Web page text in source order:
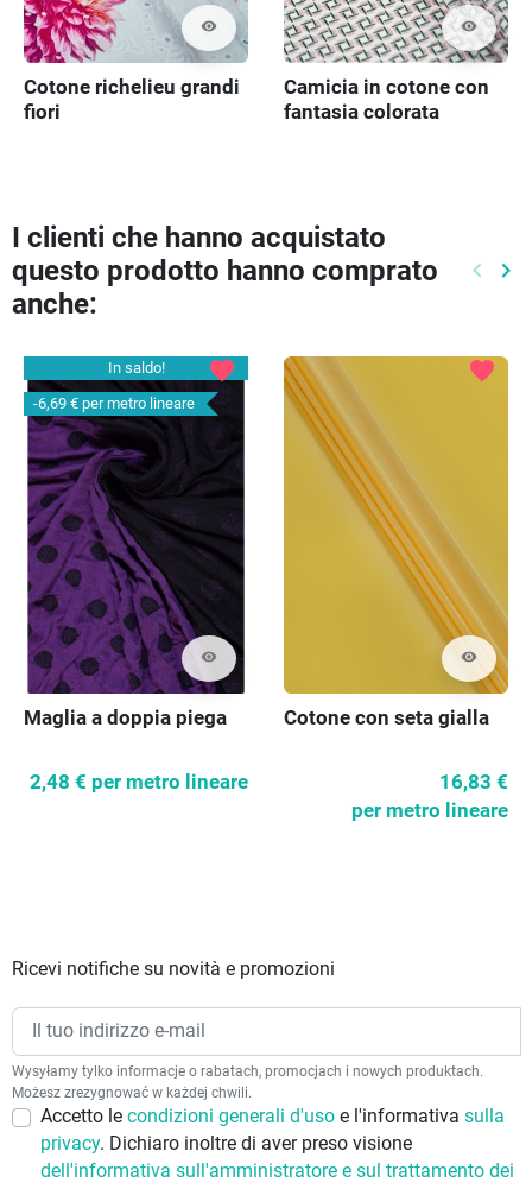
visibility
Cotone richelieu grandi
fiori
visibility
Camicia in cotone con
fantasia colorata
I clienti che hanno acquistato
questo prodotto hanno comprato
anche:
keyboard_arrow_left keyboard_arrow_right
In saldo!
-6,69 € per metro lineare
visibility
favorite
Maglia a doppia piega
2,48 € per metro lineare
visibility
favorite
Cotone con seta gialla
16,83 €
per metro lineare
Ricevi notifiche su novità e promozioni
Wysyłamy tylko informacje o rabatach, promocjach i nowych produktach.
Możesz zrezygnować w każdej chwili.
Accetto le condizioni generali d'uso e l'informativa sulla
privacy. Dichiaro inoltre di aver preso visione
dell'informativa sull'amministratore e sul trattamento dei